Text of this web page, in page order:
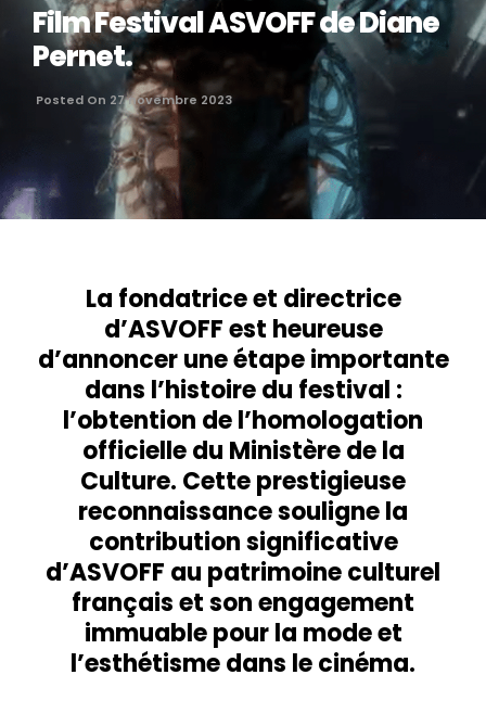
Film Festival ASVOFF de Diane
Pernet.
Posted On 27 novembre 2023
La fondatrice et directrice
d’ASVOFF est heureuse
d’annoncer une étape importante
dans l’histoire du festival :
l’obtention de l’homologation
officielle du Ministère de la
Culture. Cette prestigieuse
reconnaissance souligne la
contribution significative
d’ASVOFF au patrimoine culturel
français et son engagement
immuable pour la mode et
l’esthétisme dans le cinéma.